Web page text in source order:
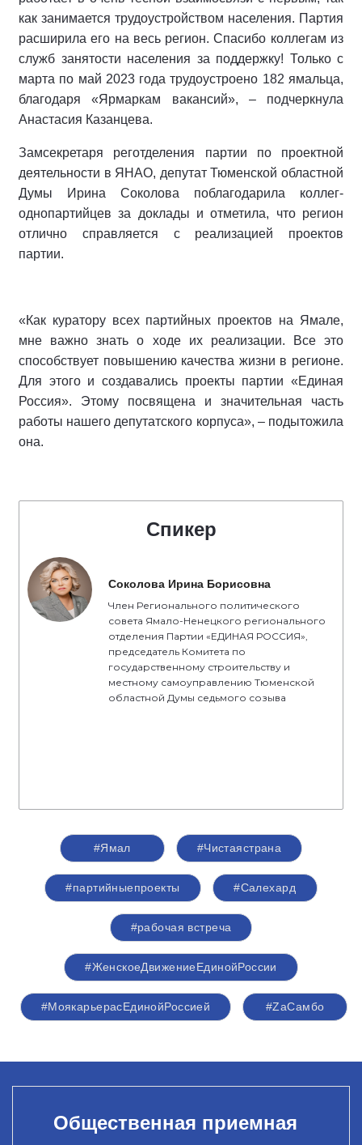
как занимается трудоустройством населения. Партия
расширила его на весь регион. Спасибо коллегам из
служб занятости населения за поддержку! Только с
марта по май 2023 года трудоустроено 182 ямальца,
благодаря «Ярмаркам вакансий», – подчеркнула
Анастасия Казанцева.
Замсекретаря реготделения партии по проектной
деятельности в ЯНАО, депутат Тюменской областной
Думы Ирина Соколова поблагодарила коллег-
однопартийцев за доклады и отметила, что регион
отлично справляется с реализацией проектов
партии.
«Как куратору всех партийных проектов на Ямале,
мне важно знать о ходе их реализации. Все это
способствует повышению качества жизни в регионе.
Для этого и создавались проекты партии «Единая
Россия». Этому посвящена и значительная часть
работы нашего депутатского корпуса», – подытожила
она.
Спикер
Соколова Ирина Борисовна
Член Регионального политического
совета Ямало-Ненецкого регионального
отделения Партии «ЕДИНАЯ РОССИЯ»,
председатель Комитета по
государственному строительству и
местному самоуправлению Тюменской
областной Думы седьмого созыва
#Ямал #Чистаястрана
#партийныепроекты #Салехард
#рабочая встреча
#ЖенскоеДвижениеЕдинойРоссии
#МоякарьерасЕдинойРоссией #ZаСамбо
Общественная приемная